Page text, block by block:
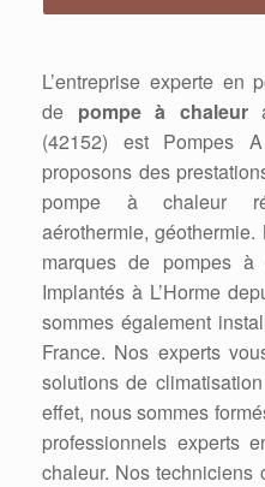
L’entreprise experte en
de pompe à chaleur
(42152) est Pompes
proposons des
pompe à chaleur
aérothermie,
marques de pompes
Implantés à L’Horme
sommes également
France. Nos experts
solutions de
effet, nous sommes
professionnels experts
chaleur. Nos techniciens